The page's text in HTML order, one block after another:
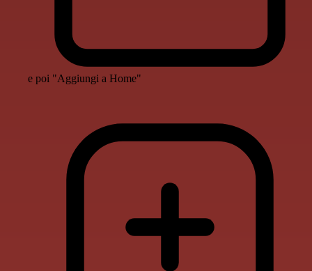
e poi "Aggiungi a Home"